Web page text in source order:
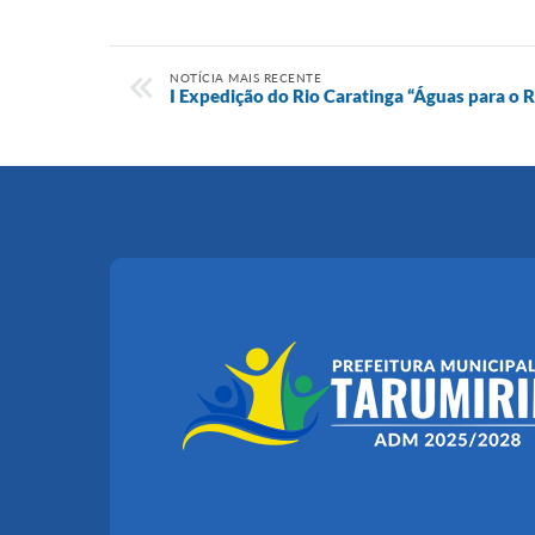
NOTÍCIA MAIS RECENTE
I Expedição do Rio Caratinga “Águas para o